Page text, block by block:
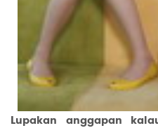
Lupakan anggapan